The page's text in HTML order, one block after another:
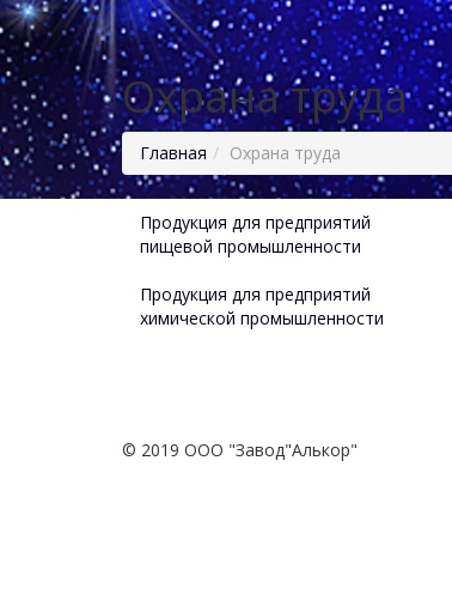
Охрана труда
Главная Охрана труда
Продукция для предприятий
пищевой промышленности
Продукция для предприятий
химической промышленности
© 2019 ООО "Завод"Алькор"